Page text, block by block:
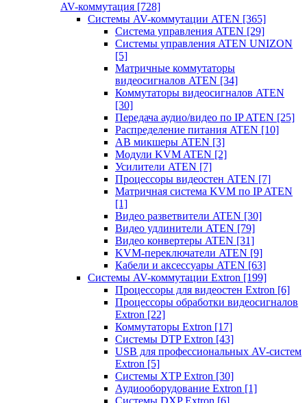
AV-коммутация [728]
Системы AV-коммутации ATEN [365]
Система управления ATEN [29]
Системы управления ATEN UNIZON
[5]
Матричные коммутаторы
видеосигналов ATEN [34]
Коммутаторы видеосигналов ATEN
[30]
Передача аудио/видео по IP ATEN [25]
Распределение питания ATEN [10]
АВ микшеры ATEN [3]
Модули KVM ATEN [2]
Усилители ATEN [7]
Процессоры видеостен ATEN [7]
Матричная система KVM по IP ATEN
[1]
Видео разветвители ATEN [30]
Видео удлинители ATEN [79]
Видео конвертеры ATEN [31]
KVM-переключатели ATEN [9]
Кабели и аксессуары ATEN [63]
Системы AV-коммутации Extron [199]
Процессоры для видеостен Extron [6]
Процессоры обработки видеосигналов
Extron [22]
Коммутаторы Extron [17]
Системы DTP Extron [43]
USB для профессиональных AV-систем
Extron [5]
Системы XTP Extron [30]
Аудиооборудование Extron [1]
Системы DXP Extron [6]